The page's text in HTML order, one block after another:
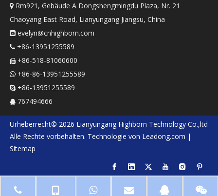
 Rm921, Gebäude A Dongshengmingdu Plaza, Nr. 21
Chaoyang East Road, Lianyungang Jiangsu, China
 evelyn@cnhighborn.com
 +86-13951255589
 +86-518-81060600
 +86-86-13951255589
 +86-13951255589
 767494666
Urheberrecht© 2026 Lianyungang Highborn Technology Co.,ltd
Alle Rechte vorbehalten. Technologie von Leadong.com |
Sitemap